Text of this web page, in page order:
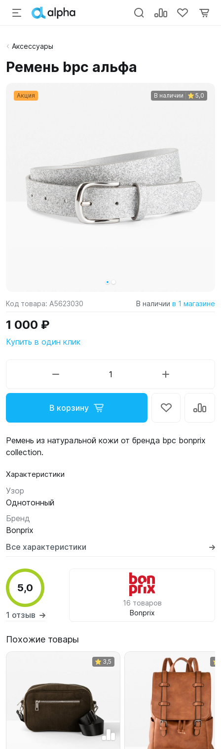
Аксессуары
Ремень bpc альфа
Акция В наличии 5,0
Код товара: A5623030 В наличии в 1 магазине
1 000 ₽
Купить в один клик
В корзину
Ремень из натуральной кожи от бренда bpc bonprix
collection.
Характеристики
Узор
Однотонный
Бренд
Bonprix
Все характеристики
5,0
1 отзыв
16 товаров
Bonprix
Похожие товары
3,5